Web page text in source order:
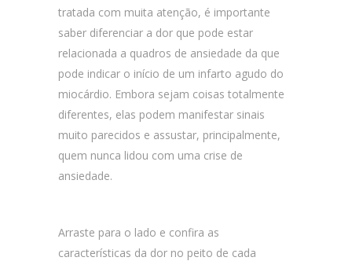
tratada com muita atenção, é importante
saber diferenciar a dor que pode estar
relacionada a quadros de ansiedade da que
pode indicar o início de um infarto agudo do
miocárdio. Embora sejam coisas totalmente
diferentes, elas podem manifestar sinais
muito parecidos e assustar, principalmente,
quem nunca lidou com uma crise de
ansiedade.
Arraste para o lado e confira as
características da dor no peito de cada